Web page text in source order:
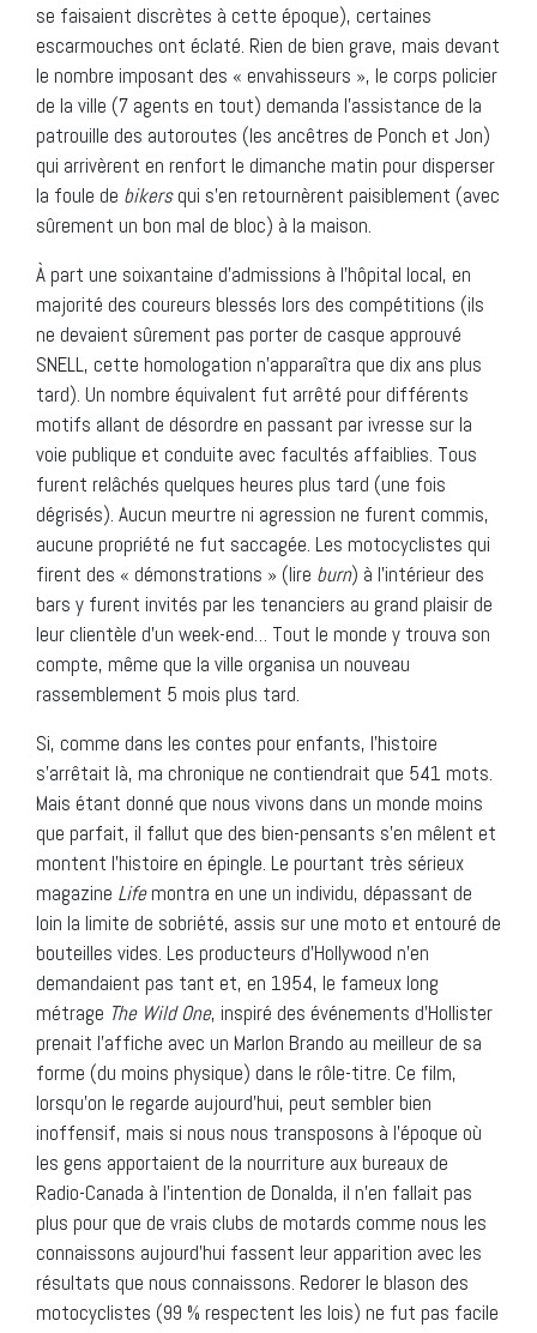
se faisaient discrètes à cette époque), certaines
escarmouches ont éclaté. Rien de bien grave, mais devant
le nombre imposant des « envahisseurs », le corps policier
de la ville (7 agents en tout) demanda l’assistance de la
patrouille des autoroutes (les ancêtres de Ponch et Jon)
qui arrivèrent en renfort le dimanche matin pour disperser
la foule de bikersqui s’en retournèrent paisiblement (avec
sûrement un bon mal de bloc) à la maison.
À part une soixantaine d’admissions à l’hôpital local, en
majorité des coureurs blessés lors des compétitions (ils
ne devaient sûrement pas porter de casque approuvé
SNELL, cette homologation n’apparaîtra que dix ans plus
tard). Un nombre équivalent fut arrêté pour différents
motifs allant de désordre en passant par ivresse sur la
voie publique et conduite avec facultés affaiblies. Tous
furent relâchés quelques heures plus tard (une fois
dégrisés). Aucun meurtre ni agression ne furent commis,
aucune propriété ne fut saccagée. Les motocyclistes qui
firent des « démonstrations » (lire burn) à l’intérieur des
bars y furent invités par les tenanciers au grand plaisir de
leur clientèle d’un week-end… Tout le monde y trouva son
compte, même que la ville organisa un nouveau
rassemblement 5 mois plus tard.
Si, comme dans les contes pour enfants, l’histoire
s’arrêtait là, ma chronique ne contiendrait que 541 mots.
Mais étant donné que nous vivons dans un monde moins
que parfait, il fallut que des bien-pensants s’en mêlent et
montent l’histoire en épingle. Le pourtant très sérieux
magazine Lifemontra en une un individu, dépassant de
loin la limite de sobriété, assis sur une moto et entouré de
bouteilles vides. Les producteurs d’Hollywood n’en
demandaient pas tant et, en 1954, le fameux long
métrage The Wild One, inspiré des événements d’Hollister
prenait l’affiche avec un Marlon Brando au meilleur de sa
forme (du moins physique) dans le rôle-titre. Ce film,
lorsqu’on le regarde aujourd’hui, peut sembler bien
inoffensif, mais si nous nous transposons à l’époque où
les gens apportaient de la nourriture aux bureaux de
Radio-Canada à l’intention de Donalda, il n’en fallait pas
plus pour que de vrais clubs de motards comme nous les
connaissons aujourd’hui fassent leur apparition avec les
résultats que nous connaissons. Redorer le blason des
motocyclistes (99 % respectent les lois) ne fut pas facile